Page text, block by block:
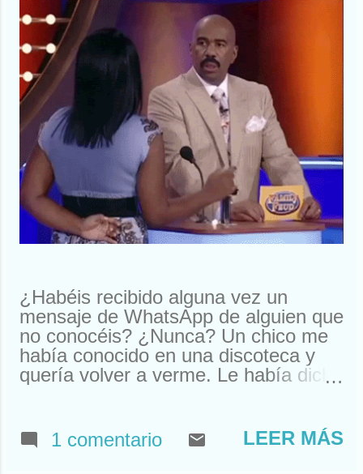
a
s
¿Habéis recibido alguna vez un
mensaje de WhatsApp de alguien que
no conocéis? ¿Nunca? Un chico me
había conocido en una discoteca y
quería volver a verme. Le había dicho
desesperadamente. Estuve a punto
de llamarle y quedar. Pero resulta
1 comentario LEER MÁS